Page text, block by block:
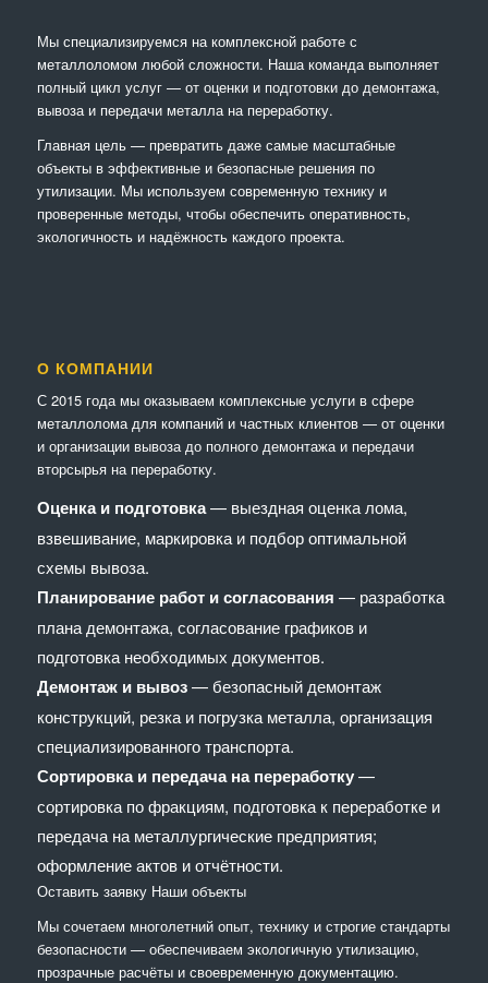
Мы специализируемся на комплексной работе с
металлоломом любой сложности. Наша команда выполняет
полный цикл услуг — от оценки и подготовки до демонтажа,
вывоза и передачи металла на переработку.
Главная цель — превратить даже самые масштабные
объекты в эффективные и безопасные решения по
утилизации. Мы используем современную технику и
проверенные методы, чтобы обеспечить оперативность,
экологичность и надёжность каждого проекта.
О КОМПАНИИ
С 2015 года мы оказываем комплексные услуги в сфере
металлолома для компаний и частных клиентов — от оценки
и организации вывоза до полного демонтажа и передачи
вторсырья на переработку.
Оценка и подготовка— выездная оценка лома,
взвешивание, маркировка и подбор оптимальной
схемы вывоза.
Планирование работ и согласования — разработка
плана демонтажа, согласование графиков и
подготовка необходимых документов.
Демонтаж и вывоз— безопасный демонтаж
конструкций, резка и погрузка металла, организация
специализированного транспорта.
Сортировка и передача на переработку—
сортировка по фракциям, подготовка к переработке и
передача на металлургические предприятия;
оформление актов и отчётности.
Оставить заявку Наши объекты
Мы сочетaем многолетний опыт, технику и строгие стандарты
безопасности — обеспечиваем экологичную утилизацию,
прозрачные расчёты и своевременную документацию.